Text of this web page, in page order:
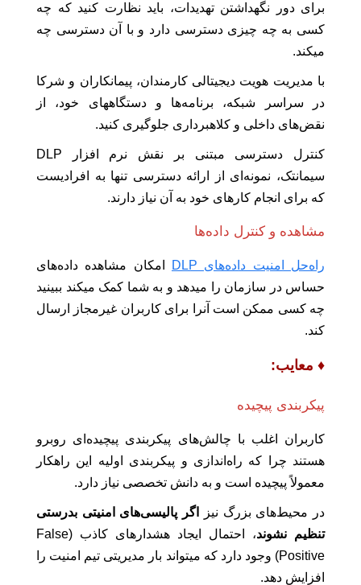
برای دور نگهداشتن تهدیدات، باید نظارت کنید که چه
کسی به چه چیزی دسترسی دارد و با آن دسترسی چه
میکند.
با مدیریت هویت دیجیتالی کارمندان، پیمانکاران و شرکا
در سراسر شبکه، برنامه‌ها و دستگاههای خود، از
نقض‌های داخلی و کلاهبرداری جلوگیری کنید.
کنترل دسترسی مبتنی بر نقش نرم افزار DLP
سیمانتک، نمونه‌ای از ارائه دسترسی تنها به افرادیست
که برای انجام کارهای خود به آن نیاز دارند.
مشاهده و کنترل داده‌ها
راه‌حل امنیت داده‌های DLP
امکان مشاهده داده‌های
حساس در سازمان را میدهد و به شما کمک میکند ببینید
چه کسی ممکن است آنرا برای کاربران غیرمجاز ارسال
کند.
♦ معایب:
پیکربندی پیچیده
کاربران اغلب با چالش‌های پیکربندی پیچیده‌ای روبرو
هستند چرا که راه‌اندازی و پیکربندی اولیه این راهکار
معمولاً پیچیده است و به دانش تخصصی نیاز دارد.
در محیط‌های بزرگ نیز
اگر پالیسی‌های امنیتی بدرستی
تنظیم نشوند
، احتمال ایجاد هشدارهای کاذب (False
Positive) وجود دارد که میتواند بار مدیریتی تیم امنیت را
افزایش دهد.